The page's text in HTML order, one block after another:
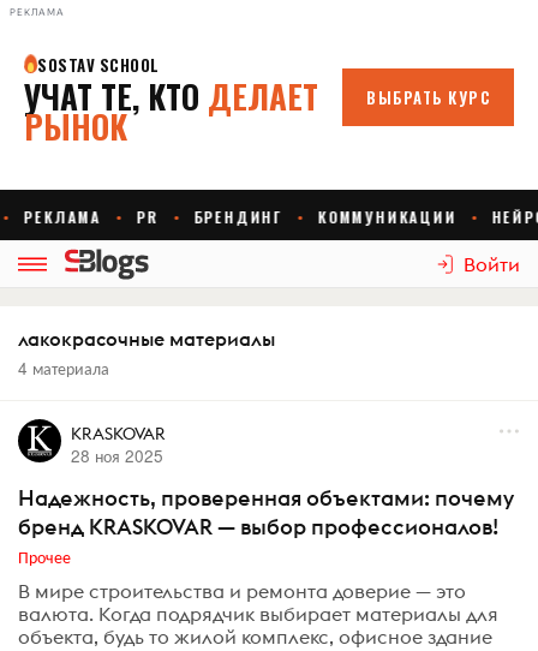
РЕКЛАМА
Войти
лакокрасочные материалы
4 материала
KRASKOVAR
28 ноя 2025
Надежность, проверенная объектами: почему
бренд KRASKOVAR — выбор профессионалов!
Прочее
В мире строительства и ремонта доверие — это
валюта. Когда подрядчик выбирает материалы для
объекта, будь то жилой комплекс, офисное здание